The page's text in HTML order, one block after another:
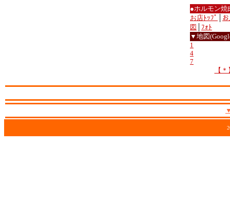
●ホルモン
お店ﾄｯﾌﾟ
図
ﾌｫﾄ
▼地図
1
4
7
【